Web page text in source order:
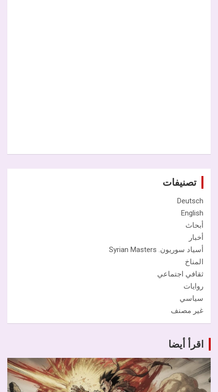
تصنيفات
Deutsch
English
أبحاث
أخبار
أسياد سوريون. Syrian Masters
المناخ
ثقافي اجتماعي
روايات
سياسي
غير مصنف
اقرأ أيضا